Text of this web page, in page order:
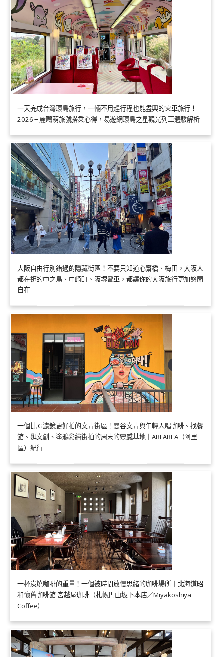
一天完成台灣環島旅行，一輛不用趕行程也能盡興的火車旅行！
2026三麗鷗萌旅號搭乘心得，易遊網環島之星觀光列車體驗解析
大阪自由行別錯過的隱藏街區！不要只知道心齋橋、梅田，大阪人
都在逛的中之島、中崎町、阪堺電車，都讓你的大阪旅行更加悠閒
自在
一個比IG濾鏡更好拍的文青街區！曼谷文青與年輕人喝咖啡、找餐
館、逛文創、塗鴉彩繪街拍的周末的靈感基地｜ARI AREA（阿里
區）紀行
一杯炭燒咖啡的重量！一個被時間放慢思緒的咖啡場所｜北海道昭
和懷舊咖啡館 宮越屋珈琲（札幌円山坂下本店／Miyakoshiya
Coffee）